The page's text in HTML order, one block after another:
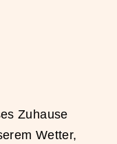
Zuhause
Wetter,